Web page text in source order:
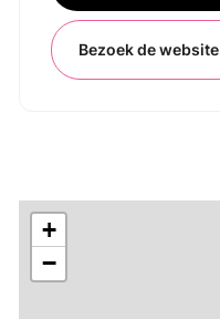
Bezoek de website
+
−